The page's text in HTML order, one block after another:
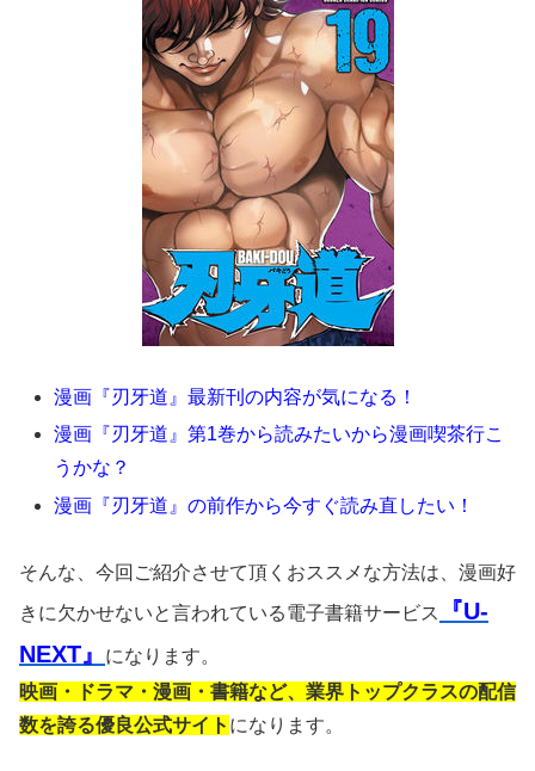
漫画『刃牙道』最新刊の内容が気になる！
漫画『刃牙道』第1巻から読みたいから漫画喫茶行こ
うかな？
漫画『刃牙道』の前作から今すぐ読み直したい！
そんな、今回ご紹介させて頂くおススメな方法は、漫画好
きに欠かせないと言われている電子書籍サービス
『U-
NEXT』
になります。
映画・ドラマ・漫画・書籍など、業界トップクラスの配信
数を誇る優良公式サイト になります。